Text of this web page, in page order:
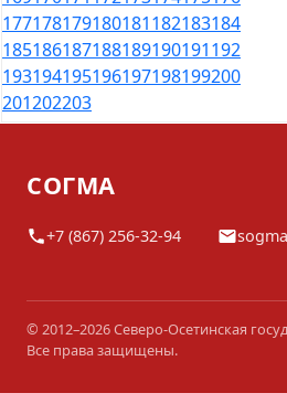
177178179180181182183184
185186187188189190191192
193194195196197198199200
201202203
СОГМА
+7 (867) 256-32-94
© 2012–2026 Северо-Осетинская
Все права защищены.